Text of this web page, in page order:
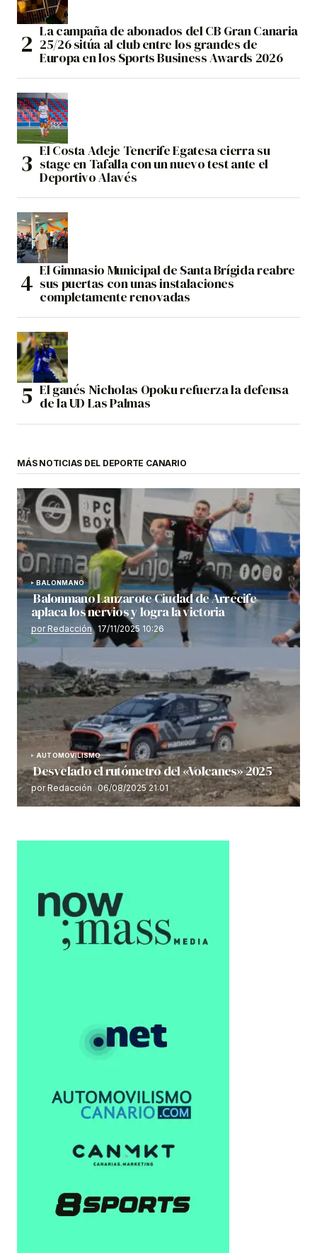
La campaña de abonados del CB Gran Canaria
25/26 sitúa al club entre los grandes de
Europa en los Sports Business Awards 2026
El Costa Adeje Tenerife Egatesa cierra su
stage en Tafalla con un nuevo test ante el
Deportivo Alavés
El Gimnasio Municipal de Santa Brígida reabre
sus puertas con unas instalaciones
completamente renovadas
El ganés Nicholas Opoku refuerza la defensa
de la UD Las Palmas
MÁS NOTICIAS DEL DEPORTE CANARIO
BALONMANO
Balonmano Lanzarote Ciudad de Arrecife
aplaca los nervios y logra la victoria
por Redacción 17/11/2025 10:26
AUTOMOVILISMO
Desvelado el rutómetro del «Volcanes» 2025
por Redacción 06/08/2025 21:01